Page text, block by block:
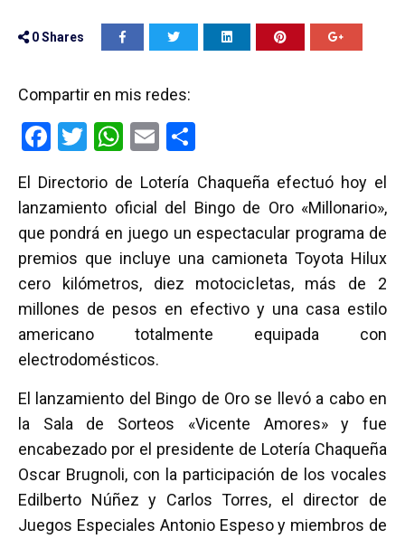
0Shares
Compartir en mis redes:
F
ce
b
o
o
k
T
tt
er
W
at
s
A
p
p
E
ail m
p
ar
tir
El Directorio de Lotería Chaqueña efectuó hoy el
lanzamiento oficial del Bingo de Oro «Millonario»,
que pondrá en juego un espectacular programa de
premios que incluye una camioneta Toyota Hilux
cero kilómetros, diez motocicletas, más de 2
millones de pesos en efectivo y una casa estilo
americano totalmente equipada con
electrodomésticos.
El lanzamiento del Bingo de Oro se llevó a cabo en
la Sala de Sorteos «Vicente Amores» y fue
encabezado por el presidente de Lotería Chaqueña
Oscar Brugnoli, con la participación de los vocales
Edilberto Núñez y Carlos Torres, el director de
Juegos Especiales Antonio Espeso y miembros de